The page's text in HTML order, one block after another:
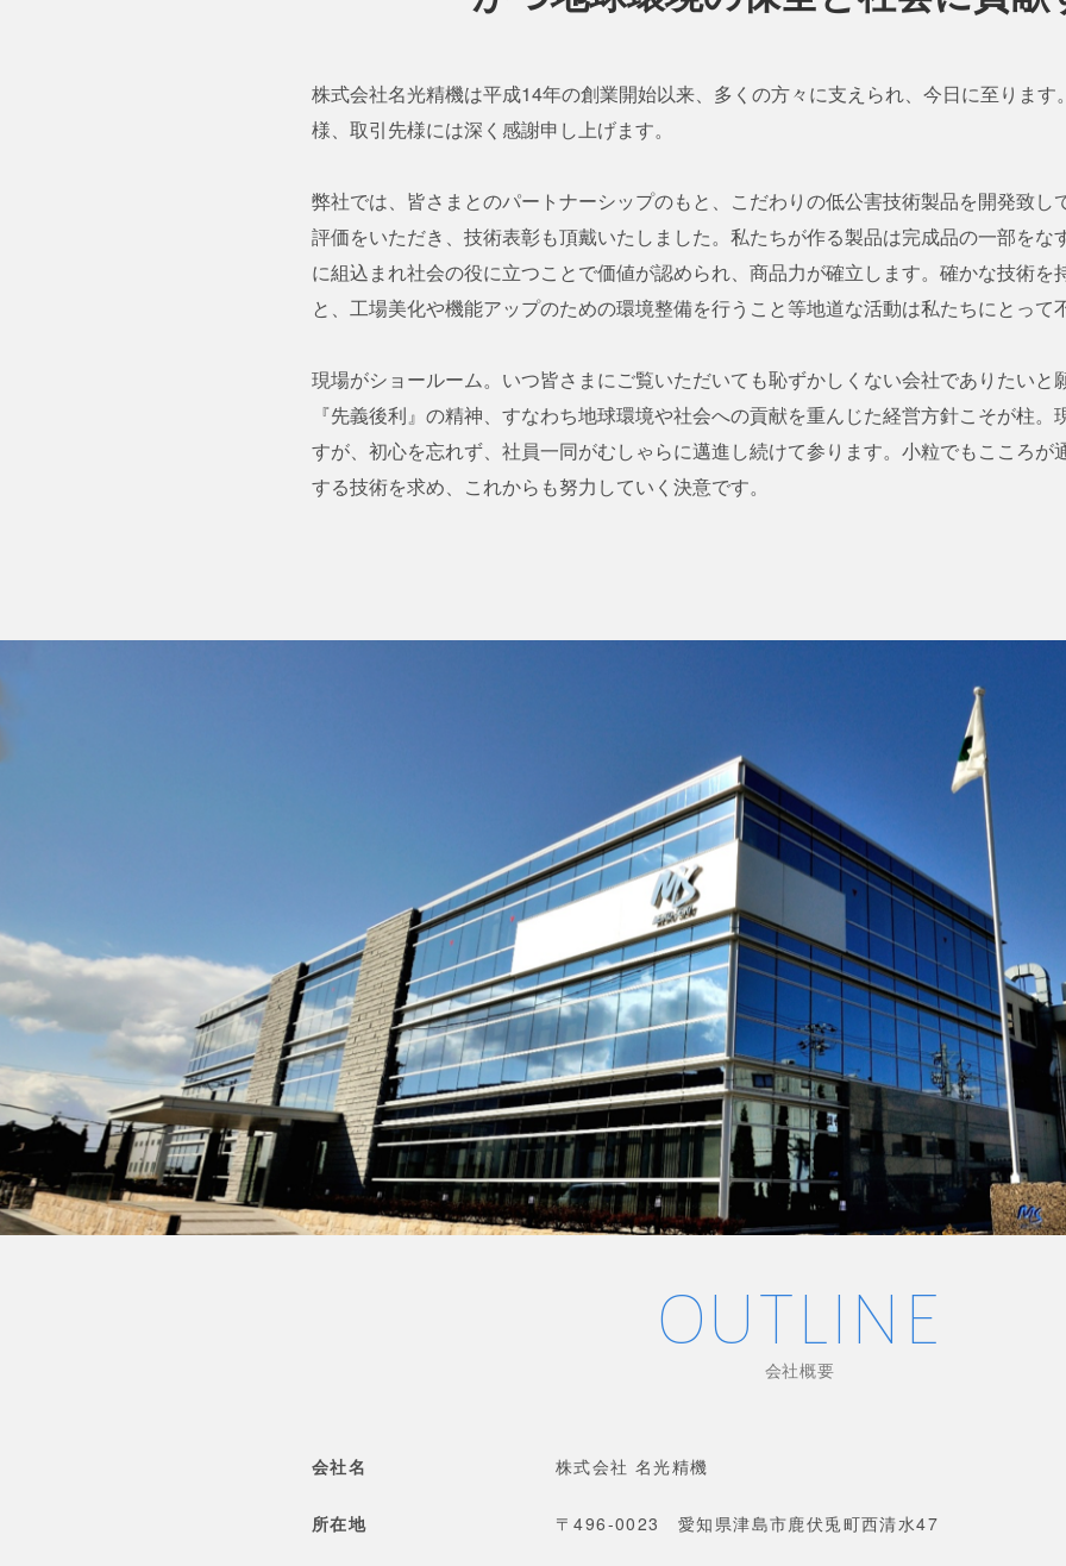
株式会社名光精機は平成14年の創業開始以来、多くの方々に支えられ、今日に至ります
様、取引先様には深く感謝申し上げます。
弊社では、皆さまとのパートナーシップのもと、こだわりの低公害技術製品を開発致し
評価をいただき、技術表彰も頂戴いたしました。私たちが作る製品は完成品の一部をな
に組込まれ社会の役に立つことで価値が認められ、商品力が確立します。確かな技術を
と、工場美化や機能アップのための環境整備を行うこと等地道な活動は私たちにとって
現場がショールーム。いつ皆さまにご覧いただいても恥ずかしくない会社でありたいと
『先義後利』の精神、すなわち地球環境や社会への貢献を重んじた経営方針こそが柱。
すが、初心を忘れず、社員一同がむしゃらに邁進し続けて参ります。小粒でもこころが
する技術を求め、これからも努力していく決意です。
OUTLINE
会社概要
会社名 株式会社 名光精機
所在地 〒496-0023 愛知県津島市鹿伏兎町西清水47